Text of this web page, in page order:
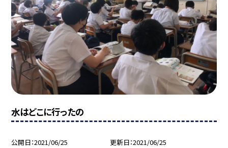
水はどこに行ったの
公開日 2021/06/25 更新日 2021/06/25